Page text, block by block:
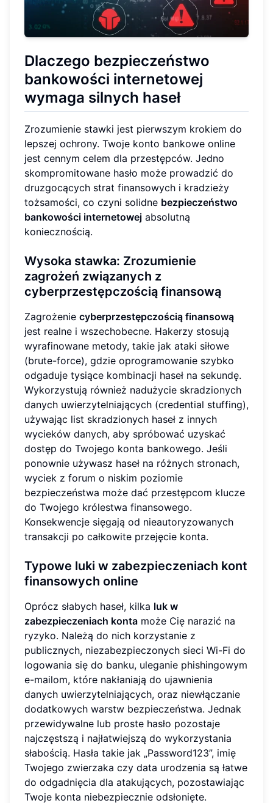
Dlaczego bezpieczeństwo
bankowości internetowej
wymaga silnych haseł
Zrozumienie stawki jest pierwszym krokiem do
lepszej ochrony. Twoje konto bankowe online
jest cennym celem dla przestępców. Jedno
skompromitowane hasło może prowadzić do
druzgocących strat finansowych i kradzieży
tożsamości, co czyni solidne bezpieczeństwo
bankowości internetowej absolutną
koniecznością.
Wysoka stawka: Zrozumienie
zagrożeń związanych z
cyberprzestępczością finansową
Zagrożenie cyberprzestępczością finansową
jest realne i wszechobecne. Hakerzy stosują
wyrafinowane metody, takie jak ataki siłowe
(brute-force), gdzie oprogramowanie szybko
odgaduje tysiące kombinacji haseł na sekundę.
Wykorzystują również nadużycie skradzionych
danych uwierzytelniających (credential stuffing),
używając list skradzionych haseł z innych
wycieków danych, aby spróbować uzyskać
dostęp do Twojego konta bankowego. Jeśli
ponownie używasz haseł na różnych stronach,
wyciek z forum o niskim poziomie
bezpieczeństwa może dać przestępcom klucze
do Twojego królestwa finansowego.
Konsekwencje sięgają od nieautoryzowanych
transakcji po całkowite przejęcie konta.
Typowe luki w zabezpieczeniach kont
finansowych online
Oprócz słabych haseł, kilka luk w
zabezpieczeniach konta może Cię narazić na
ryzyko. Należą do nich korzystanie z
publicznych, niezabezpieczonych sieci Wi-Fi do
logowania się do banku, uleganie phishingowym
e-mailom, które nakłaniają do ujawnienia
danych uwierzytelniających, oraz niewłączanie
dodatkowych warstw bezpieczeństwa. Jednak
przewidywalne lub proste hasło pozostaje
najczęstszą i najłatwiejszą do wykorzystania
słabością. Hasła takie jak „Password123”, imię
Twojego zwierzaka czy data urodzenia są łatwe
do odgadnięcia dla atakujących, pozostawiając
Twoje konta niebezpiecznie odsłonięte.